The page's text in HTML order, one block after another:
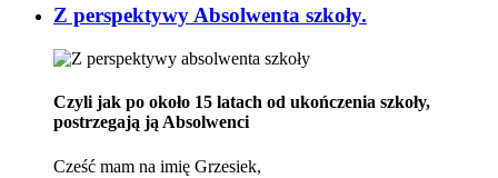
Z perspektywy Absolwenta szkoły.
Czyli jak po około 15 latach od ukończenia szkoły,
postrzegają ją Absolwenci
Cześć mam na imię Grzesiek,